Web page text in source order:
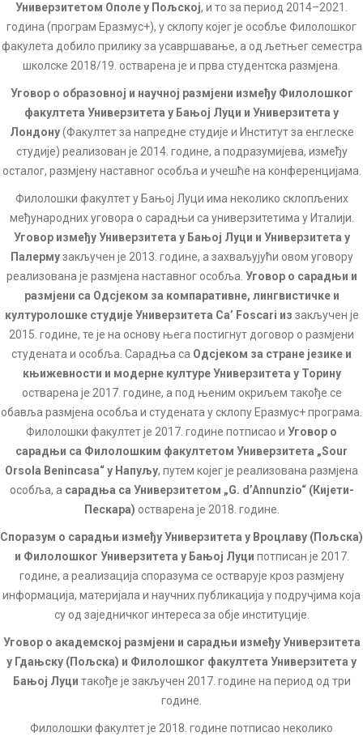
Универзитетом Ополе у Пољској, и то за период 2014–2021.
година (програм Еразмус+), у склопу којег је особље Филолошког
факулета добило прилику за усавршавање, а од љетњег семестра
школске 2018/19. остварена је и прва студентска размјена.
Уговор о образовној и научној размјени између Филолошког
факултета Универзитета у Бањој Луци и Универзитета у
Лондону(Факултет за напредне студије и Институт за енглеске
студије) реализован је 2014. године, а подразумијева, између
осталог, размјену наставног особља и учешће на конференцијама.
Филолошки факултет у Бањој Луци има неколико склопљених
међународних уговора о сарадњи са универзитетима у Италији.
Уговор између Универзитета у Бањој Луци и Универзитета у
Палермузакључен је 2013. године, а захваљујући овом уговору
реализована је размјена наставног особља. Уговор о сарадњи и
размјени са Одсјеком за компаративне, лингвистичке и
културолошке студије Универзитета Ca’ Foscari из закључен је
2015. године, те је на основу њега постигнут договор о размјени
студената и особља. Сарадња са Одсјеком за стране језике и
књижевности и модерне културе Универзитета у Торину
остварена је 2017. године, а под њеним окриљем такође се
обавља размјена особља и студената у склопу Еразмус+ програма.
Филолошки факултет је 2017. године потписао и Уговор о
сарадњи са Филолошким факултетом Универзитета „Sour
Orsola Benincasa“ у Напуљу, путем којег је реализована размјена
особља, а сарадња са Универзитетом „G. d’Annunzio“ (Кијети-
Пескара) остварена је 2018. године.
Споразум о сарадњи између Универзитета у Вроцлаву (Пољска)
и Филолошког Универзитета у Бањој Луци потписан је 2017.
године, а реализација споразума се остварује кроз размјену
информација, материјала и научних публикација у подручјима која
су од заједничког интереса за обје институције.
Уговор о академској размјени и сарадњи између Универзитета
у Гдањску (Пољска) и Филолошког факултета Универзитета у
Бањој Луци такође је закључен 2017. године на период од три
године.
Филолошки факултет је 2018. године потписао неколико